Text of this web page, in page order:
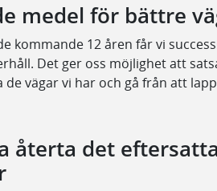
medel för bättre
kommande 12 åren får vi
Det ger oss möjlighet att
de vägar vi har och gå från att
återta det